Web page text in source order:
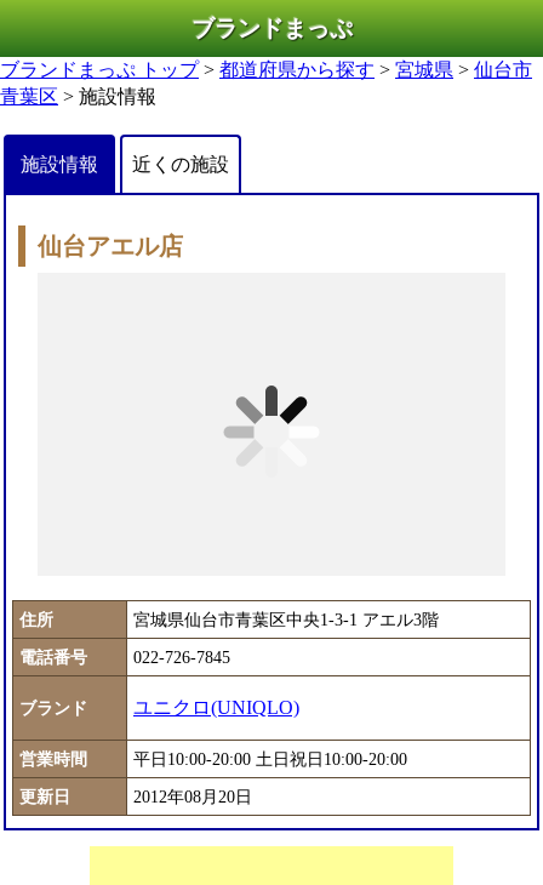
ブランドまっぷ
ブランドまっぷ トップ> 都道府県から探す > 宮城県 > 仙台市
青葉区 > 施設情報
施設情報 近くの施設
仙台アエル店
住所
宮城県仙台市青葉区中央1-3-1 アエル3階
電話番号
022-726-7845
ブランド ユニクロ(UNIQLO)
営業時間
平日10:00-20:00 土日祝日10:00-20:00
更新日
2012年08月20日